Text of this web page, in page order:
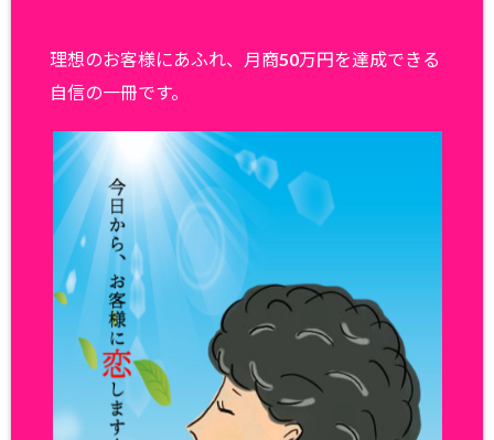
理想のお客様にあふれ、月商50万円を達成できる
自信の一冊です。